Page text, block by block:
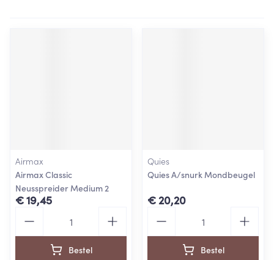
Airmax
Airmax Classic
Neusspreider Medium 2
€ 19,45
Bestel
Quies
Quies A/snurk Mondbeugel
€ 20,20
Bestel